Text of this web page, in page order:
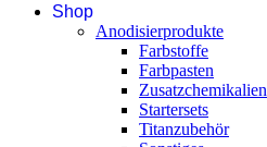
Shop
Anodisierprodukte
Farbstoffe
Farbpasten
Zusatzchemikalien
Startersets
Titanzubehör